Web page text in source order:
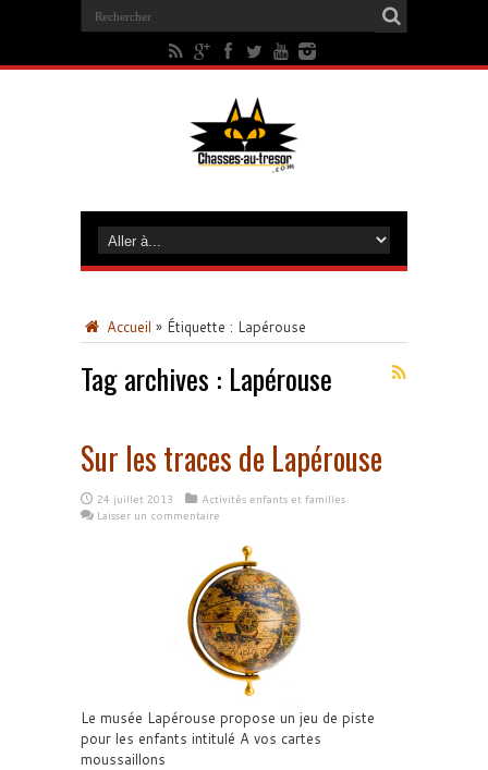
Accueil » Étiquette : Lapérouse
Tag archives : Lapérouse
Sur les traces de Lapérouse
24 juillet 2013
Activités enfants et familles
Laisser un commentaire
Le musée Lapérouse propose un jeu de piste
pour les enfants intitulé A vos cartes
moussaillons